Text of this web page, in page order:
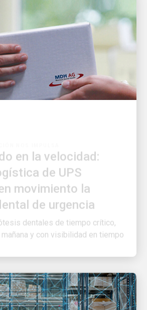
de UPS
movimiento la
de urgencia
dentales de tiempo crítico,
y con visibilidad en tiempo